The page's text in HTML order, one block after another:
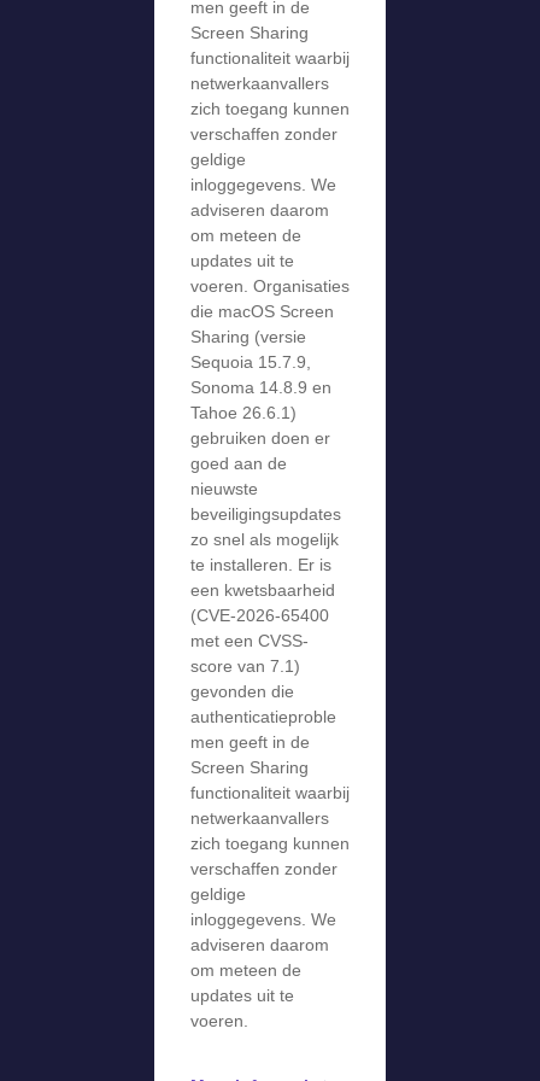
men geeft in de
Screen Sharing
functionaliteit waarbij
netwerkaanvallers
zich toegang kunnen
verschaffen zonder
geldige
inloggegevens. We
adviseren daarom
om meteen de
updates uit te
voeren. Organisaties
die macOS Screen
Sharing (versie
Sequoia 15.7.9,
Sonoma 14.8.9 en
Tahoe 26.6.1)
gebruiken doen er
goed aan de
nieuwste
beveiligingsupdates
zo snel als mogelijk
te installeren. Er is
een kwetsbaarheid
(CVE-2026-65400
met een CVSS-
score van 7.1)
gevonden die
authenticatieproble
men geeft in de
Screen Sharing
functionaliteit waarbij
netwerkaanvallers
zich toegang kunnen
verschaffen zonder
geldige
inloggegevens. We
adviseren daarom
om meteen de
updates uit te
voeren.